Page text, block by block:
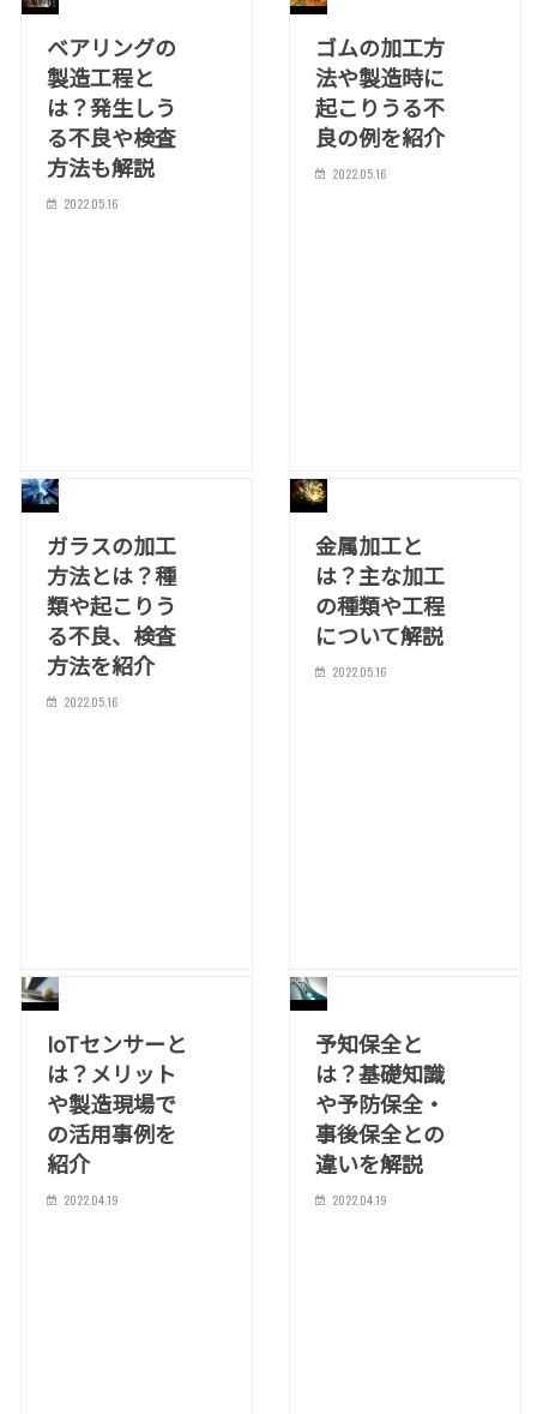
ベアリングの
製造工程と
は？発生しう
る不良や検査
方法も解説
2022.05.16
ゴムの加工方
法や製造時に
起こりうる不
良の例を紹介
2022.05.16
ガラスの加工
方法とは？種
類や起こりう
る不良、検査
方法を紹介
2022.05.16
金属加工と
は？主な加工
の種類や工程
について解説
2022.05.16
IoTセンサーと
は？メリット
や製造現場で
の活用事例を
紹介
2022.04.19
予知保全と
は？基礎知識
や予防保全・
事後保全との
違いを解説
2022.04.19